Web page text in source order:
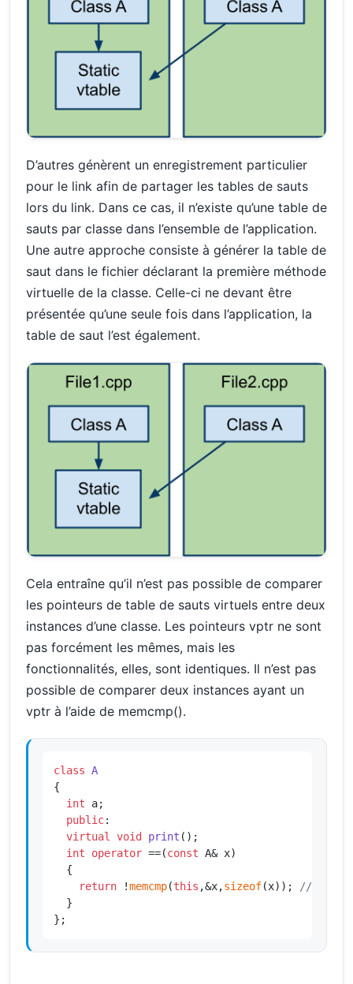
D’autres génèrent un enregistrement particulier
pour le link afin de partager les tables de sauts
lors du link. Dans ce cas, il n’existe qu’une table de
sauts par classe dans l’ensemble de l’application.
Une autre approche consiste à générer la table de
saut dans le fichier déclarant la première méthode
virtuelle de la classe. Celle-ci ne devant être
présentée qu’une seule fois dans l’application, la
table de saut l’est également.
Cela entraîne qu’il n’est pas possible de comparer
les pointeurs de table de sauts virtuels entre deux
instances d’une classe. Les pointeurs vptr ne sont
pas forcément les mêmes, mais les
fonctionnalités, elles, sont identiques. Il n’est pas
possible de comparer deux instances ayant un
vptr à l’aide de memcmp().
class A
{
int a;
public:
virtual
void print () ;
int
operator ==(const A& x)
  {
return !memcmp(this ,&x,sizeof(x));
//
  }
};